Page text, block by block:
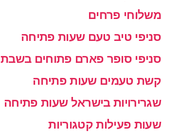
משלוחי פרחים
סניפי טיב טעם שעות פתיחה
סניפי סופר פארם פתוחים בשבת
קשת טעמים שעות פתיחה
שגרירויות בישראל שעות פתיחה
שעות פעילות קטגוריות